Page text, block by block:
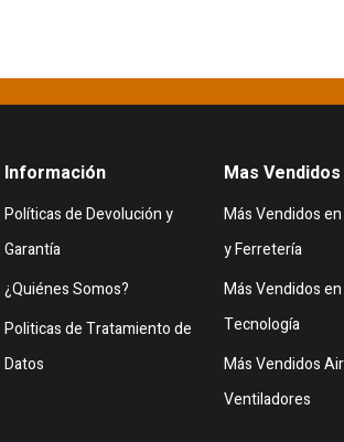
Información
Políticas de Devolución y
Garantía
¿Quiénes Somos?
Politicas de Tratamiento de
Datos
Mas Vendidos
Más Vendidos
y Ferretería
Más Vendidos
Tecnología
Más Vendidos
Ventiladores